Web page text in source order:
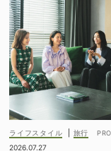
ライフスタイル
旅行
2026.07.27